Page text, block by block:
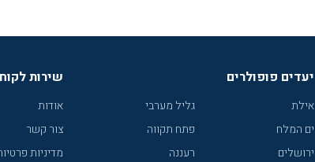
יעדים פופולרים
אילת
ים המלח
ירושלים
גליל מערבי
פתח תקווה
רעננה
שירות
אודות
צור קשר
מדיניות